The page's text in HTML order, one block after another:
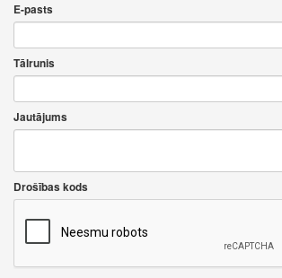
E-pasts
Tālrunis
Jautājums
Drošības kods